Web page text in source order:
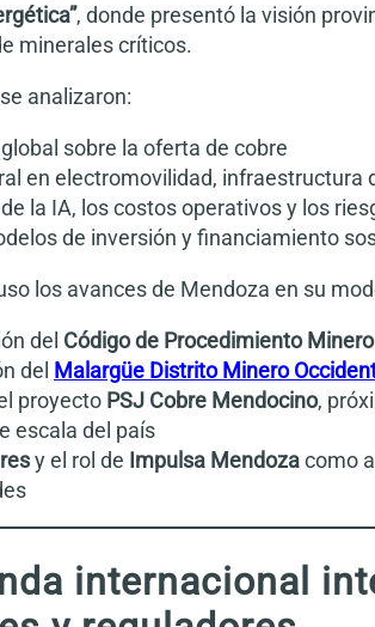
, donde presentó la visión
minerales críticos.
analizaron:
sobre la oferta de cobre
en electromovilidad, infraestructura
la IA, los costos operativos y los
de inversión y financiamiento
los avances de Mendoza en su
del Código de Procedimiento Minero
del Malargüe Distrito Minero
proyecto PSJ Cobre Mendocino,
escala del país
y el rol de Impulsa Mendozacomo
internacional